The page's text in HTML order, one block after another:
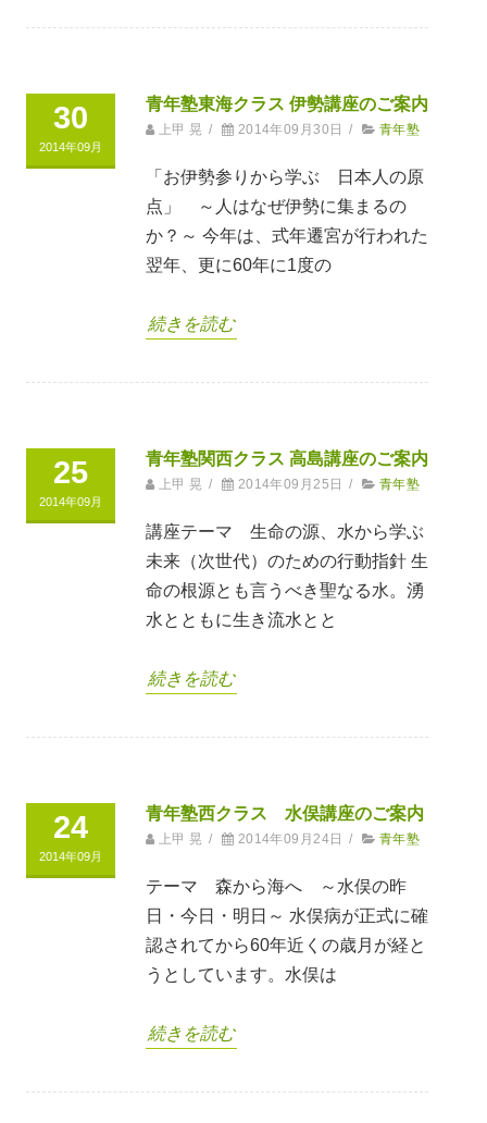
30
2014年09月
青年塾東海クラス 伊勢講座のご案内
上甲 晃 / 2014年09月30日 / 青年塾
「お伊勢参りから学ぶ 日本人の原
点」 ～人はなぜ伊勢に集まるの
か？～ 今年は、式年遷宮が行われた
翌年、更に60年に1度の
続きを読む
25
2014年09月
青年塾関西クラス 高島講座のご案内
上甲 晃 / 2014年09月25日 / 青年塾
講座テーマ 生命の源、水から学ぶ
未来（次世代）のための行動指針 生
命の根源とも言うべき聖なる水。湧
水とともに生き流水とと
続きを読む
24
2014年09月
青年塾西クラス 水俣講座のご案内
上甲 晃 / 2014年09月24日 / 青年塾
テーマ 森から海へ ～水俣の昨
日・今日・明日～ 水俣病が正式に確
認されてから60年近くの歳月が経と
うとしています。水俣は
続きを読む